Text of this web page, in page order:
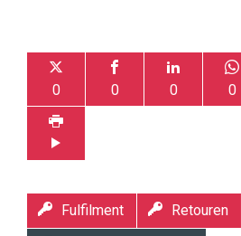
0 0 0 0
Fulfilment Retouren